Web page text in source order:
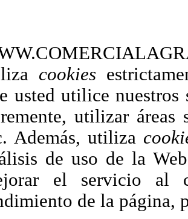
cookies
usted utilice
utilizar áreas
Además, utiliza
de uso de la
el servicio al
de la página,